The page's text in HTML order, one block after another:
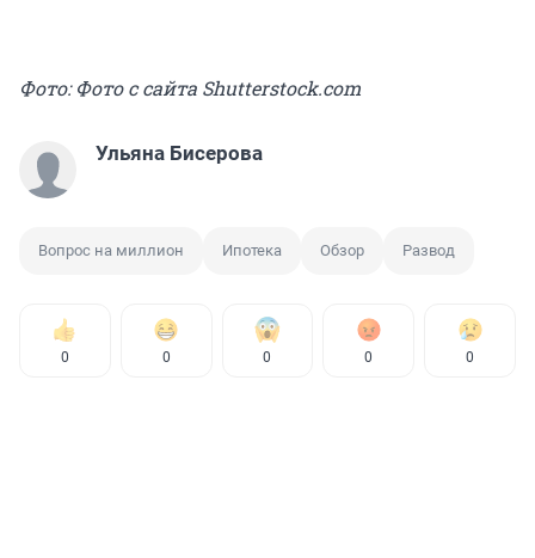
Фото: Фото с сайта Shutterstock.com
Ульяна Бисерова
Вопрос на миллион Ипотека Обзор Развод
0 0 0 0 0